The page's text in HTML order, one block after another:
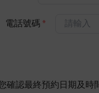
電話號碼*
確認最終預約日期及時